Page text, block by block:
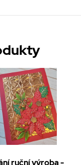
ruční výroba -